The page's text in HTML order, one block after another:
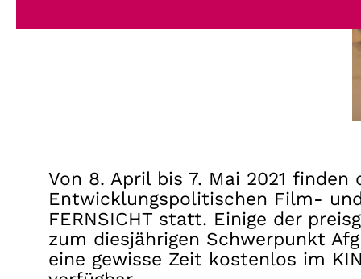
Von 8. April bis 7. Mai 2021 finden
Entwicklungspolitischen Film-
FERNSICHT statt. Einige der
zum diesjährigen Schwerpunkt
eine gewisse Zeit kostenlos im